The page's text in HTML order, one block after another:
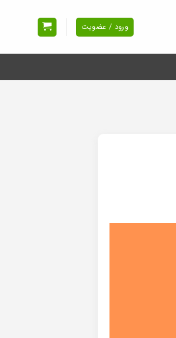
ورود / عضویت